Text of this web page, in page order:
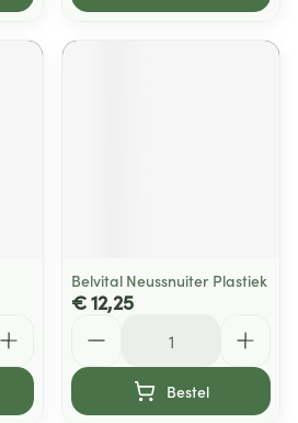
Belvital Neussnuiter Plastiek
€ 12,25
Bestel